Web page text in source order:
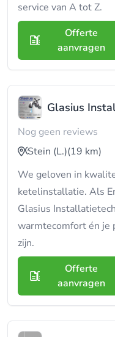
service van A tot Z.
Offerte
aanvragen
Glasius
Nog geen reviews
Stein (L.)(19 km)
We geloven in
ketelinstallatie. Als
Glasius
warmtecomfort én je
zijn.
Offerte
aanvragen